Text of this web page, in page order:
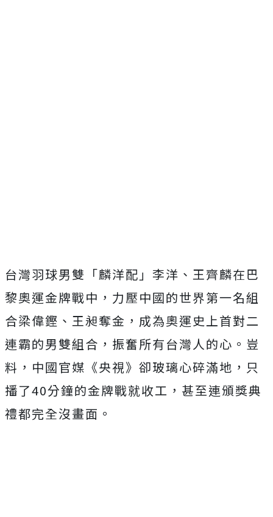
台灣羽球男雙「麟洋配」李洋、王齊麟在巴
黎奧運金牌戰中，力壓中國的世界第一名組
合梁偉鏗、王昶奪金，成為奧運史上首對二
連霸的男雙組合，振奮所有台灣人的心。豈
料，中國官媒《央視》卻玻璃心碎滿地，只
播了40分鐘的金牌戰就收工，甚至連頒獎典
禮都完全沒畫面。